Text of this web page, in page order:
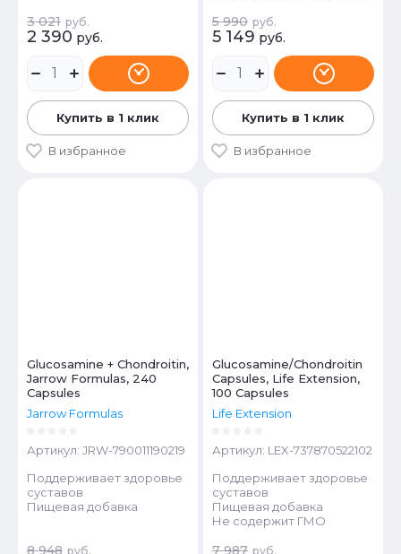
3 021 руб.
2 390 руб.
Купить в 1 клик
В избранное
5 990 руб.
5 149 руб.
Купить в 1 клик
В избранное
Glucosamine + Chondroitin,
Jarrow Formulas, 240
Capsules
Jarrow Formulas
Артикул: JRW-790011190219
Поддерживает здоровье
суставов
Пищевая добавка
8 948 руб.
Glucosamine/Chondroitin
Capsules, Life Extension,
100 Capsules
Life Extension
Артикул: LEX-737870522102
Поддерживает здоровье
суставов
Пищевая добавка
Не содержит ГМО
7 987 руб.